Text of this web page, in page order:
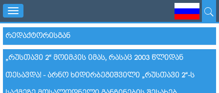
Toggle
navigation
ᲠᲔᲓᲐᲥᲢᲝᲠᲘᲡᲒᲐᲜ
„ᲠᲣᲡᲗᲐᲕᲘ 2“ ᲛᲝᲘᲛᲙᲘᲡ ᲘᲛᲐᲡ, ᲠᲐᲡᲐᲪ 2003 ᲬᲚᲘᲓᲐᲜ
ᲗᲔᲡᲐᲕᲓᲐ! - ᲐᲠᲜᲝ ᲮᲘᲓᲘᲠᲑᲔᲒᲘᲨᲕᲘᲚᲘ „ᲠᲣᲡᲗᲐᲕᲘ 2“-Ს